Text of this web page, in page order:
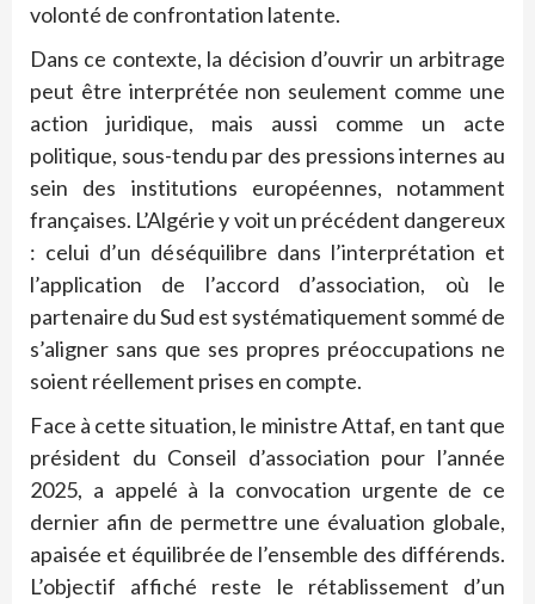
volonté de confrontation latente.
Dans ce contexte, la décision d’ouvrir un arbitrage
peut être interprétée non seulement comme une
action juridique, mais aussi comme un acte
politique, sous-tendu par des pressions internes au
sein des institutions européennes, notamment
françaises. L’Algérie y voit un précédent dangereux
: celui d’un déséquilibre dans l’interprétation et
l’application de l’accord d’association, où le
partenaire du Sud est systématiquement sommé de
s’aligner sans que ses propres préoccupations ne
soient réellement prises en compte.
Face à cette situation, le ministre Attaf, en tant que
président du Conseil d’association pour l’année
2025, a appelé à la convocation urgente de ce
dernier afin de permettre une évaluation globale,
apaisée et équilibrée de l’ensemble des différends.
L’objectif affiché reste le rétablissement d’un